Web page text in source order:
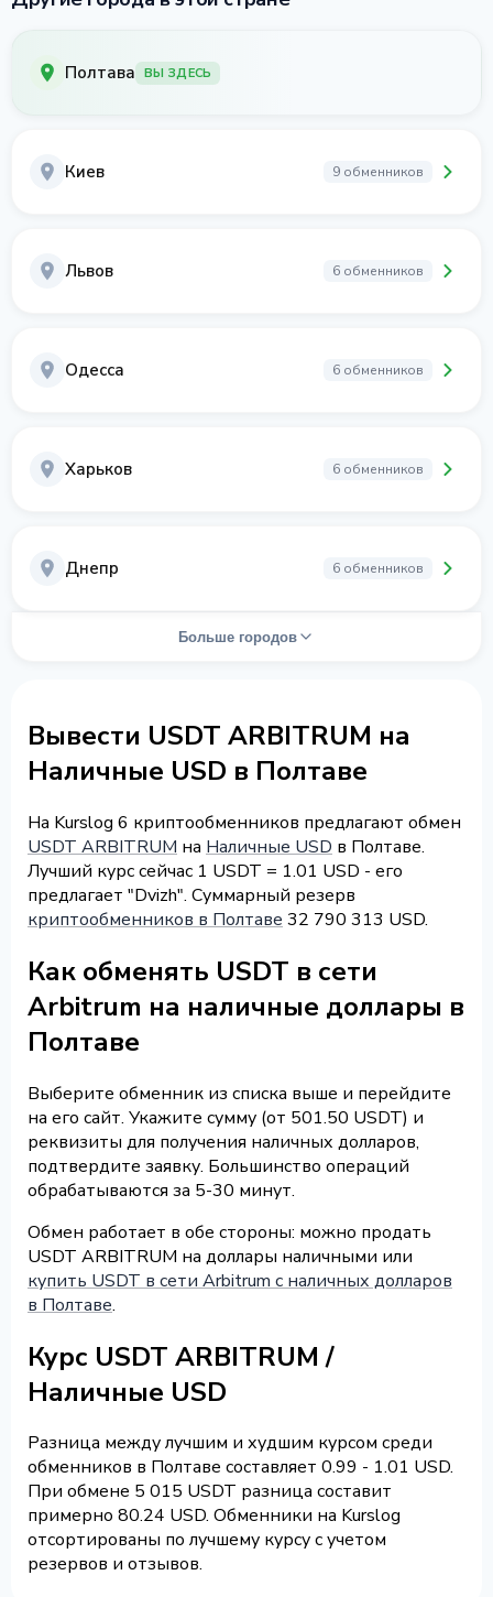
Полтава ВЫ ЗДЕСЬ
Киев 9 обменников
Львов 6 обменников
Одесса 6 обменников
Харьков 6 обменников
Днепр 6 обменников
Больше городов
Вывести USDT ARBITRUM на
Наличные USD в Полтаве
На Kurslog 6 криптообменников предлагают обмен
USDT ARBITRUM на Наличные USD в Полтаве.
Лучший курс сейчас 1 USDT = 1.01 USD - его
предлагает "Dvizh". Суммарный резерв
криптообменников в Полтаве 32 790 313 USD.
Как обменять USDT в сети
Arbitrum на наличные доллары в
Полтаве
Выберите обменник из списка выше и перейдите
на его сайт. Укажите сумму (от 501.50 USDT) и
реквизиты для получения наличных долларов,
подтвердите заявку. Большинство операций
обрабатываются за 5-30 минут.
Обмен работает в обе стороны: можно продать
USDT ARBITRUM на доллары наличными или
купить USDT в сети Arbitrum с наличных долларов
в Полтаве.
Курс USDT ARBITRUM /
Наличные USD
Разница между лучшим и худшим курсом среди
обменников в Полтаве составляет 0.99 - 1.01 USD.
При обмене 5 015 USDT разница составит
примерно 80.24 USD. Обменники на Kurslog
отсортированы по лучшему курсу с учетом
резервов и отзывов.